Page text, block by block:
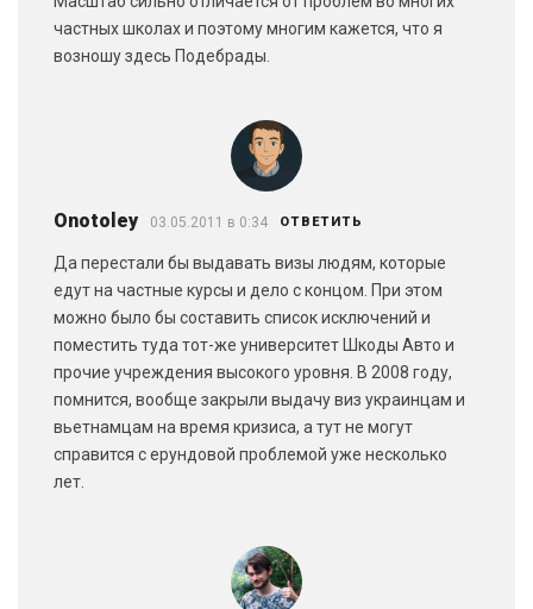
частных школах и поэтому многим кажется, что я
возношу здесь Подебрады.
Onotoley 03.05.2011 в 0:34 ОТВЕТИТЬ
Да перестали бы выдавать визы людям, которые
едут на частные курсы и дело с концом. При этом
можно было бы составить список исключений и
поместить туда тот-же университет Шкоды Авто и
прочие учреждения высокого уровня. В 2008 году,
помнится, вообще закрыли выдачу виз украинцам и
вьетнамцам на время кризиса, а тут не могут
справится с ерундовой проблемой уже несколько
лет.